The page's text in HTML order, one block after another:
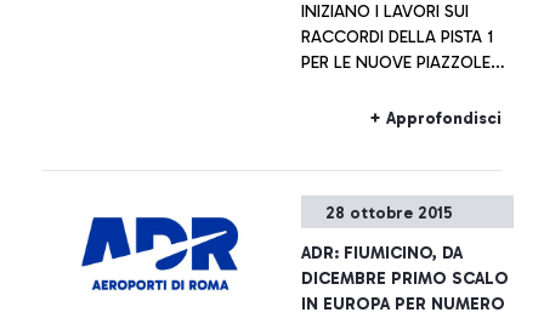
INIZIANO I LAVORI SUI
RACCORDI DELLA PISTA 1
PER LE NUOVE PIAZZOLE
+ Approfondisci
28 ottobre 2015
ADR: FIUMICINO, DA
DICEMBRE PRIMO SCALO
IN EUROPA PER NUMERO